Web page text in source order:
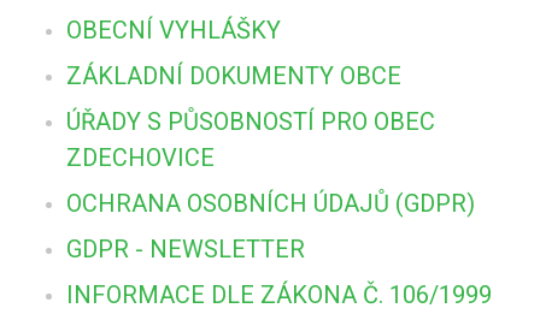
OBECNÍ VYHLÁŠKY
ZÁKLADNÍ DOKUMENTY OBCE
ÚŘADY S PŮSOBNOSTÍ PRO OBEC
ZDECHOVICE
OCHRANA OSOBNÍCH ÚDAJŮ (GDPR)
GDPR - NEWSLETTER
INFORMACE DLE ZÁKONA Č. 106/1999